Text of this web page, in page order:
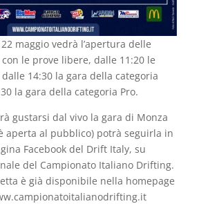
maggio vedrà l’apertura delle
le prove libere, dalle 11:20 le
14:30 la gara della categoria
la gara della categoria Pro.
gustarsi dal vivo la gara di Monza
aperta al pubblico) potrà seguirla in
Facebook del Drift Italy, su
del Campionato Italiano Drifting.
è già disponibile nella homepage